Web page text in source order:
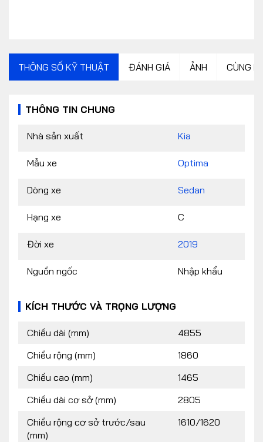
THÔNG SỐ KỸ THUẬT ĐÁNH GIÁ ẢNH CÙNG
THÔNG TIN CHUNG
Nhà sản xuất Kia
Mẫu xe Optima
Dòng xe Sedan
Hạng xe C
Đời xe 2019
Nguồn ngốc Nhập khẩu
KÍCH THƯỚC VÀ TRỌNG LƯỢNG
Chiều dài (mm)
4855
Chiều rộng (mm)
1860
Chiều cao (mm)
1465
Chiều dài cơ sở (mm)
2805
Chiều rộng cơ sở trước/sau
(mm)
1610/1620